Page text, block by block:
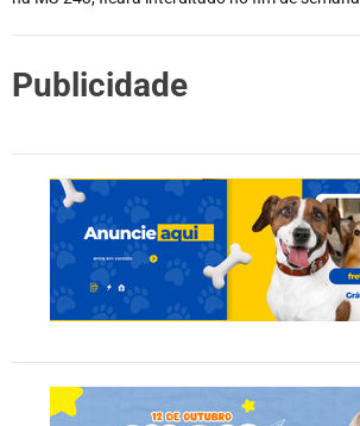
Publicidade